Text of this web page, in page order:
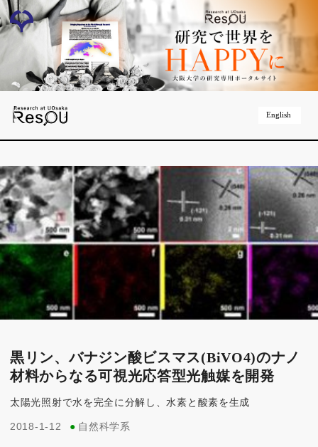
English
黒リン、バナジン酸ビスマス(BiVO4)のナノ
材料からなる可視光応答型光触媒を開発
太陽光照射で水を完全に分解し、水素と酸素を生成
2018-1-12 ● 自然科学系